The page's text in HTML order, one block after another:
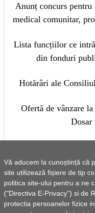
Vă aducem la cunoștință că
site utilizează fișiere de tip
politica site-ului pentru a ne
("Directiva E-Privacy") si de
protectia persoanelor fizice
Anunț concurs pentru
medical comunitar,
Lista funcțiilor ce
din fonduri
Hotărâri ale
Ofertă de vânzare
Dosar
servicii de
Raportul misiunii de
sistemului de